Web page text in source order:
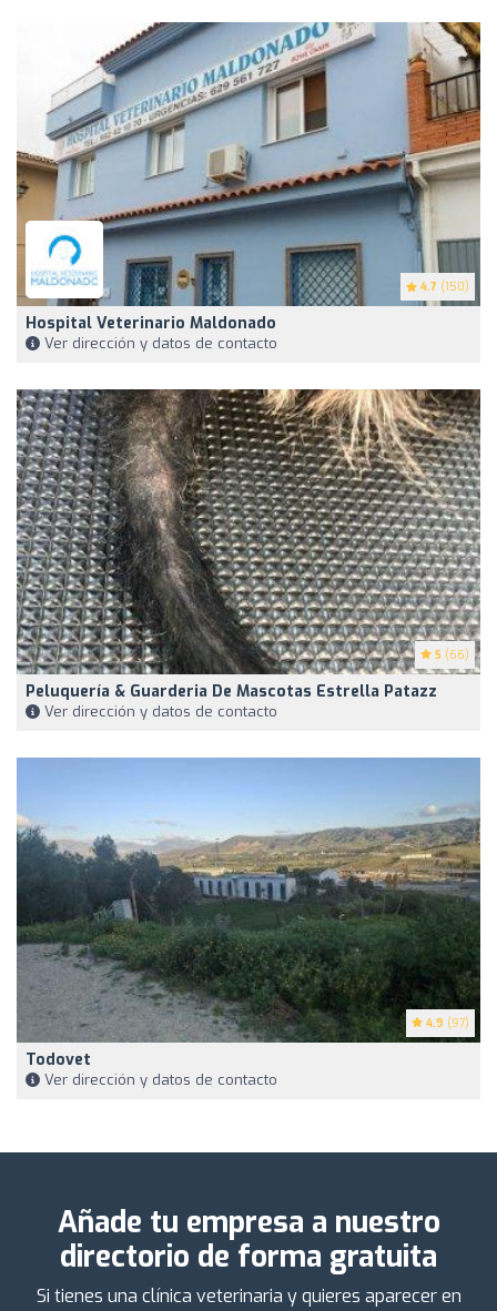
4.7 (150)
Hospital Veterinario Maldonado
Ver dirección y datos de contacto
5 (66)
Peluquería & Guarderia De Mascotas Estrella Patazz
Ver dirección y datos de contacto
4.9 (97)
Todovet
Ver dirección y datos de contacto
Añade tu empresa a nuestro
directorio de forma gratuita
Si tienes una clínica veterinaria y quieres aparecer en